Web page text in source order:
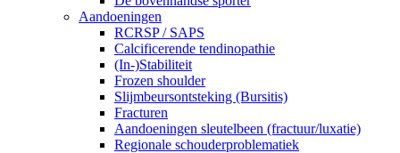
Aandoeningen
RCRSP / SAPS
Calcificerende tendinopathie
(In-)Stabiliteit
Frozen shoulder
Slijmbeursontsteking (Bursitis)
Fracturen
Aandoeningen sleutelbeen (fractuur/luxatie)
Regionale schouderproblematiek